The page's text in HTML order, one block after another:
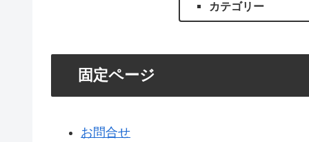
カテゴリー
固定ページ
お問合せ